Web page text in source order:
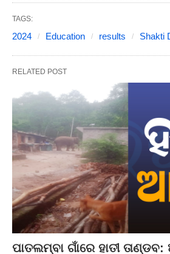
TAGS:
2024 Education results Shakti
RELATED POST
ପାତଲମ୍ବା ଗାଁରେ ହାତୀ